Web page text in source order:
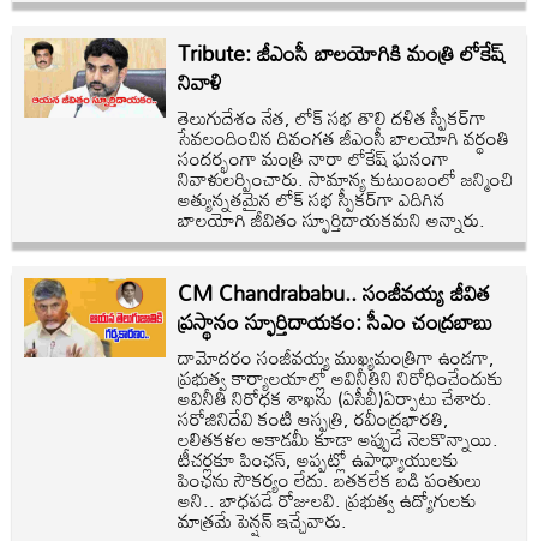
Tribute: జీఎంసీ బాలయోగికి మంత్రి లోకేష్
నివాళి
తెలుగుదేశం నేత, లోక్ సభ తొలి దళిత స్పీకర్‌గా
సేవలందించిన దివంగత జీఎంసీ బాలయోగి వర్థంతి
సందర్భంగా మంత్రి నారా లోకేష్ ఘనంగా
నివాళులర్పించారు. సామాన్య కుటుంబంలో జన్మించి
అత్యున్నతమైన లోక్ సభ స్పీకర్‌గా ఎదిగిన
బాలయోగి జీవితం స్ఫూర్తిదాయకమని అన్నారు.
CM Chandrababu.. సంజీవయ్య జీవిత
ప్రస్థానం స్ఫూర్తిదాయకం: సీఎం చంద్రబాబు
దామోదరం సంజీవయ్య ముఖ్యమంత్రిగా ఉండగా,
ప్రభుత్వ కార్యాలయాల్లో అవినీతిని నిరోధించేందుకు
అవినీతి నిరోధక శాఖను (ఏసీబీ)ఏర్పాటు చేశారు.
సరోజినిదేవి కంటి ఆస్పత్రి, రవీంద్రభారతి,
లలితకళల అకాడమీ కూడా అప్పుడే నెలకొన్నాయి.
టీచర్లకూ పింఛన్‌, అప్పట్లో ఉపాధ్యాయులకు
పింఛను సౌకర్యం లేదు. బతకలేక బడి పంతులు
అని.. బాధపడే రోజులవి. ప్రభుత్వ ఉద్యోగులకు
మాత్రమే పెన్షన్‌ ఇచ్చేవారు.